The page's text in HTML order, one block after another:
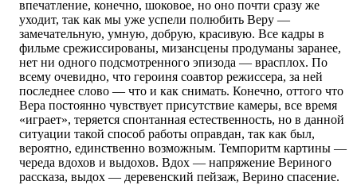
впечатление, конечно, шоковое, но оно почти сразу же
уходит, так как мы уже успели полюбить Веру —
замечательную, умную, добрую, красивую. Все кадры в
фильме срежиссированы, мизансцены продуманы заранее,
нет ни одного подсмотренного эпизода — врасплох. По
всему очевидно, что героиня соавтор режиссера, за ней
последнее слово — что и как снимать. Конечно, оттого что
Вера постоянно чувствует присутствие камеры, все время
«играет», теряется спонтанная естественность, но в данной
ситуации такой способ работы оправдан, так как был,
вероятно, единственно возможным. Темпоритм картины —
череда вдохов и выдохов. Вдох — напряжение Вериного
рассказа, выдох — деревенский пейзаж, Верино спасение.